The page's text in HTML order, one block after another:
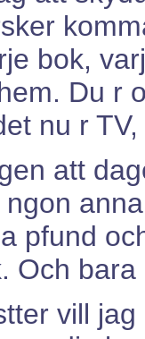
bok,
Du r
nu r
att
pfund
Och
vill